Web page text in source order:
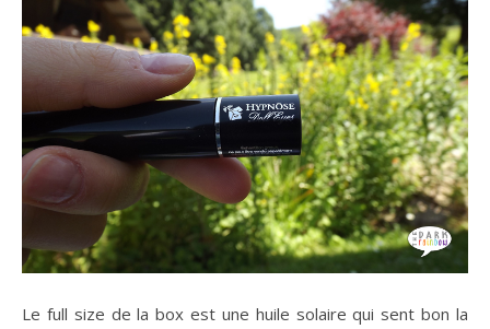
Le full size de la box est une huile solaire qui sent bon la